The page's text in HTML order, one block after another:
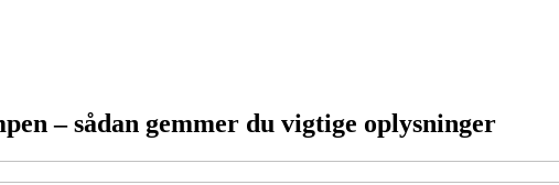
– sådan gemmer du vigtige oplysninger